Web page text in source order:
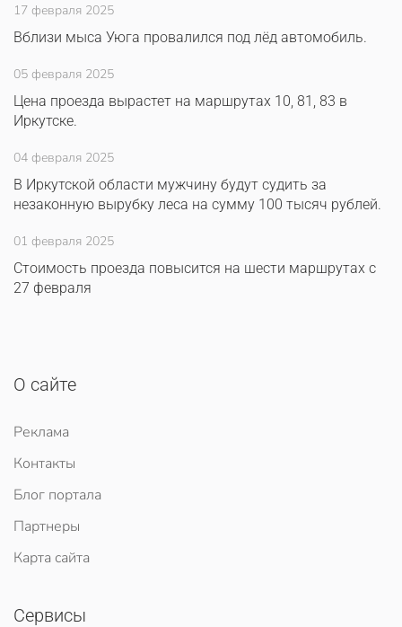
17 февраля 2025
Вблизи мыса Уюга провалился под лёд автомобиль.
05 февраля 2025
Цена проезда вырастет на маршрутах 10, 81, 83 в
Иркутске.
04 февраля 2025
В Иркутской области мужчину будут судить за
незаконную вырубку леса на сумму 100 тысяч рублей.
01 февраля 2025
Стоимость проезда повысится на шести маршрутах с
27 февраля
О сайте
Реклама
Контакты
Блог портала
Партнеры
Карта сайта
Сервисы